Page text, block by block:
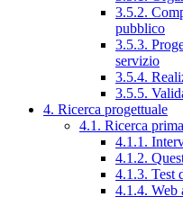
3.5.2.
pubblico
3.5.3.
servizio
3.5.4.
3.5.5.
4. Ricerca progettuale
4.1. Ricerca
4.1.1.
4.1.2.
4.1.3. Test
4.1.4. Web